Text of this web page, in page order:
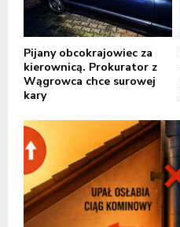
Pijany obcokrajowiec za
kierownicą. Prokurator z
Wągrowca chce surowej
kary